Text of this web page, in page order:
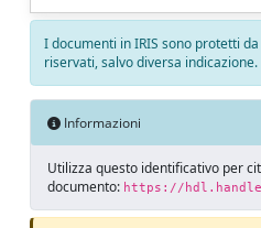
I documenti in IRIS sono protetti
riservati, salvo diversa indicazione.
Informazioni
Utilizza questo identificativo per
documento: https://